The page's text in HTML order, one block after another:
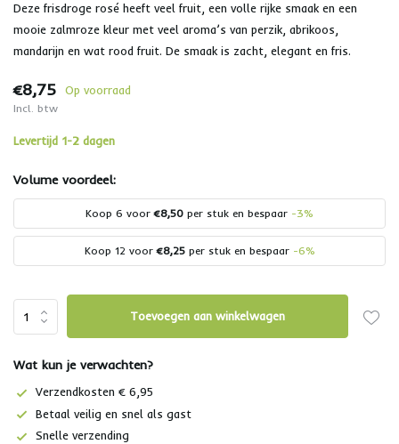
Deze frisdroge rosé heeft veel fruit, een volle rijke smaak en een
mooie zalmroze kleur met veel aroma’s van perzik, abrikoos,
mandarijn en wat rood fruit. De smaak is zacht, elegant en fris.
€8,75 Op voorraad
Incl. btw
Levertijd 1-2 dagen
Volume voordeel:
Koop 6 voor€8,50 per stuk en bespaar -3%
Koop 12 voor€8,25per stuk en bespaar -6%
Toevoegen aan winkelwagen
Wat kun je verwachten?
Verzendkosten € 6,95
Betaal veilig en snel als gast
Snelle verzending